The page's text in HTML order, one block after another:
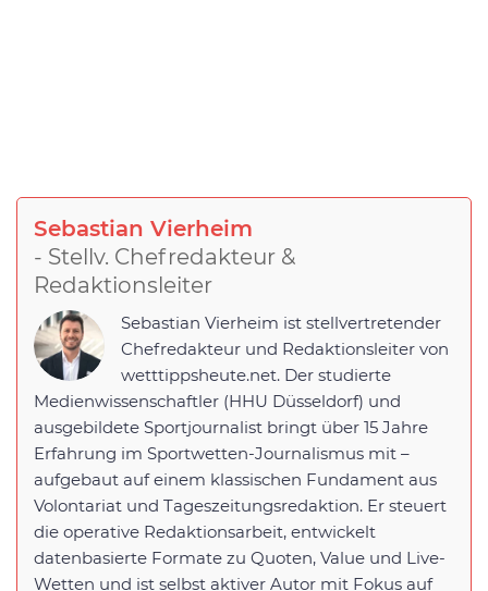
Sebastian Vierheim
- Stellv. Chefredakteur &
Redaktionsleiter
Sebastian Vierheim ist stellvertretender
Chefredakteur und Redaktionsleiter von
wetttippsheute.net. Der studierte
Medienwissenschaftler (HHU Düsseldorf) und
ausgebildete Sportjournalist bringt über 15 Jahre
Erfahrung im Sportwetten-Journalismus mit –
aufgebaut auf einem klassischen Fundament aus
Volontariat und Tageszeitungsredaktion. Er steuert
die operative Redaktionsarbeit, entwickelt
datenbasierte Formate zu Quoten, Value und Live-
Wetten und ist selbst aktiver Autor mit Fokus auf